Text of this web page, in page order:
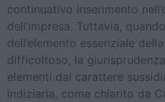
continuativo inserimento
dell’impresa. Tuttavia,
dell’elemento essenziale
difficoltoso, la
elementi dal carattere
indiziaria, come chiarito da